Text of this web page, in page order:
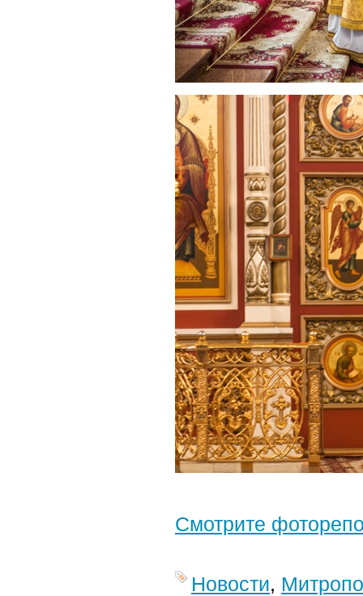
Смотрите
Новости,